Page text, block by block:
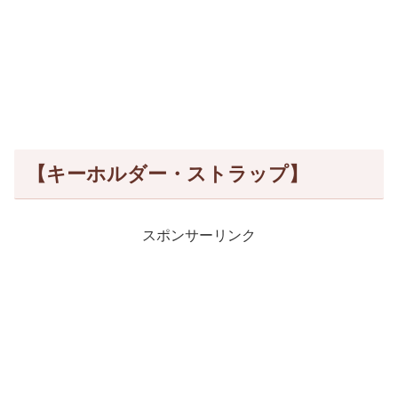
【キーホルダー・ストラップ】
スポンサーリンク